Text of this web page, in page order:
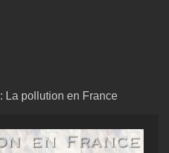
: La pollution en France